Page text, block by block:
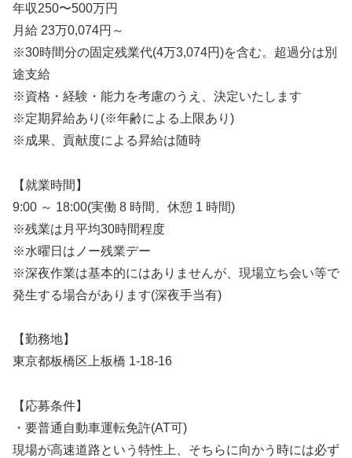
年収250〜500万円
月給 23万0,074円～
※30時間分の固定残業代(4万3,074円)を含む。超過分は別
途支給
※資格・経験・能力を考慮のうえ、決定いたします
※定期昇給あり(※年齢による上限あり)
※成果、貢献度による昇給は随時
【就業時間】
9:00 ～ 18:00(実働 8 時間、休憩 1 時間)
※残業は月平均30時間程度
※水曜日はノー残業デー
※深夜作業は基本的にはありませんが、現場立ち会い等で
発生する場合があります(深夜手当有)
【勤務地】
東京都板橋区上板橋 1-18-16
【応募条件】
・要普通自動車運転免許(AT可)
現場が高速道路という特性上、そちらに向かう時には必ず